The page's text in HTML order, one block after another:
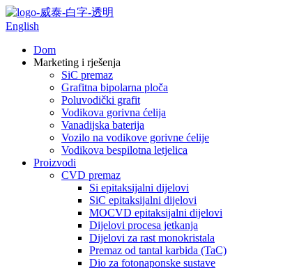
English
Dom
Marketing i rješenja
SiC premaz
Grafitna bipolarna ploča
Poluvodički grafit
Vodikova gorivna ćelija
Vanadijska baterija
Vozilo na vodikove gorivne ćelije
Vodikova bespilotna letjelica
Proizvodi
CVD premaz
Si epitaksijalni dijelovi
SiC epitaksijalni dijelovi
MOCVD epitaksijalni dijelovi
Dijelovi procesa jetkanja
Dijelovi za rast monokristala
Premaz od tantal karbida (TaC)
Dio za fotonaponske sustave